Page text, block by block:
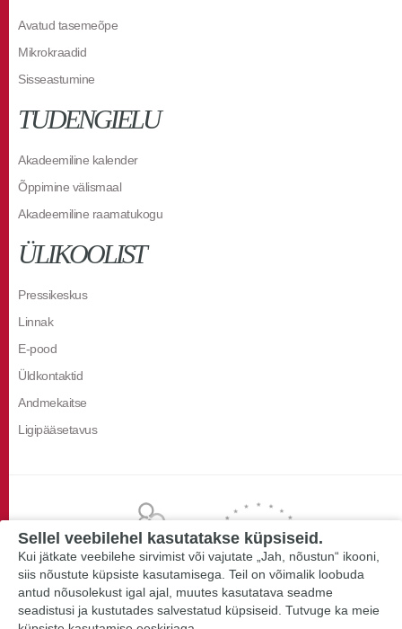
Avatud tasemeõpe
Mikrokraadid
Sisseastumine
TUDENGIELU
Akadeemiline kalender
Õppimine välismaal
Akadeemiline raamatukogu
ÜLIKOOLIST
Pressikeskus
Linnak
E-pood
Üldkontaktid
Andmekaitse
Ligipääsetavus
Sellel veebilehel kasutatakse küpsiseid.
Kui jätkate veebilehe sirvimist või vajutate „Jah, nõustun“ ikooni,
siis nõustute küpsiste kasutamisega. Teil on võimalik loobuda
antud nõusolekust igal ajal, muutes kasutatava seadme
seadistusi ja kustutades salvestatud küpsiseid. Tutvuge ka meie